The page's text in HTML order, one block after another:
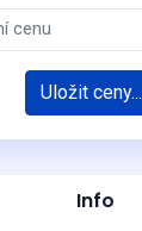
Uložit ceny...
Info